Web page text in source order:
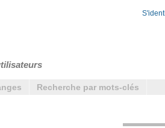
Recherche par mots-clés